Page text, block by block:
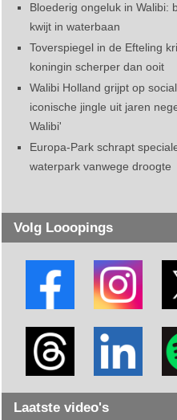
Bloederig ongeluk in Walibi:
kwijt in waterbaan
Toverspiegel in de Efteling
koningin scherper dan ooit
Walibi Holland grijpt op
iconische jingle uit jaren
Walibi'
Europa-Park schrapt
waterpark vanwege droogte
Volg Looopings
Laatste video's